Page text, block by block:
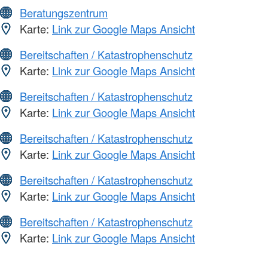
Beratungszentrum
Karte: Link zur Google Maps Ansicht
Bereitschaften / Katastrophenschutz
Karte: Link zur Google Maps Ansicht
Bereitschaften / Katastrophenschutz
Karte: Link zur Google Maps Ansicht
Bereitschaften / Katastrophenschutz
Karte: Link zur Google Maps Ansicht
Bereitschaften / Katastrophenschutz
Karte: Link zur Google Maps Ansicht
Bereitschaften / Katastrophenschutz
Karte: Link zur Google Maps Ansicht